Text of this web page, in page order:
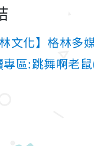
林文化】格林多
區:跳舞啊老